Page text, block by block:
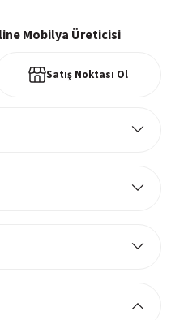
Mobilya Üreticisi
Satış Noktası Ol